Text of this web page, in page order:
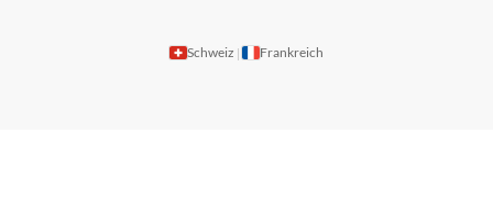
Schweiz | Frankreich